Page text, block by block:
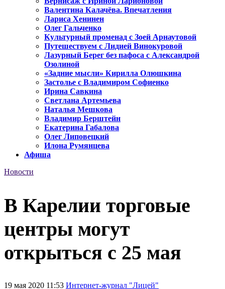
Валентина Калачёва. Впечатления
Лариса Хенинен
Олег Гальченко
Культурный променад с Зоей Арнаутовой
Путешествуем с Лидией Винокуровой
Лазурный Берег без пафоса с Александрой
Озолиной
«Задние мысли» Кирилла Олюшкина
Застолье с Владимиром Софиенко
Ирина Савкина
Светлана Артемьева
Наталья Мешкова
Владимир Берштейн
Екатерина Габалова
Олег Липовецкий
Илона Румянцева
Афиша
Новости
В Карелии торговые
центры могут
открыться с 25 мая
19 мая 2020 11:53 Интернет-журнал "Лицей"